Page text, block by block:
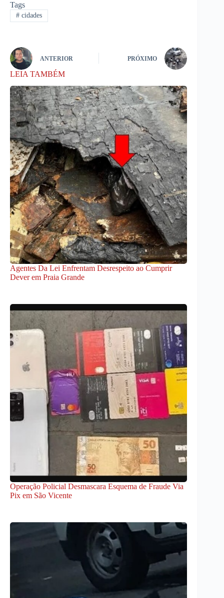
Tags
#cidades
ANTERIOR PRÓXIMO
LEIA TAMBÉM
Agentes Da Lei Enfrentam Desrespeito ao Cumprir
Dever em Praia Grande
Operação Policial Desmascara Esquema de Fraude Via
Pix em São Vicente